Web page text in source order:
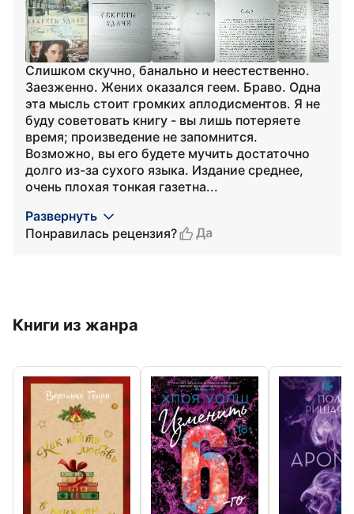
Слишком скучно, банально и неестественно.
Заезженно. Жених оказался геем. Браво. Одна
эта мысль стоит громких аплодисментов. Я не
буду советовать книгу - вы лишь потеряете
время; произведение не запомнится.
Возможно, вы его будете мучить достаточно
долго из-за сухого языка. Издание среднее,
очень плохая тонкая газетна...
Развернуть
Понравилась рецензия?
Да
Книги из жанра